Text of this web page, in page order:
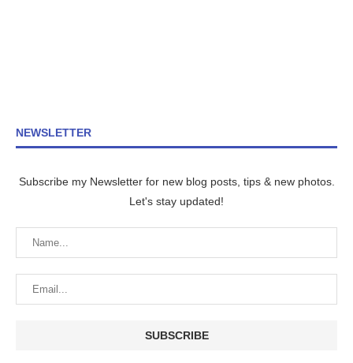
NEWSLETTER
Subscribe my Newsletter for new blog posts, tips & new photos.
Let's stay updated!